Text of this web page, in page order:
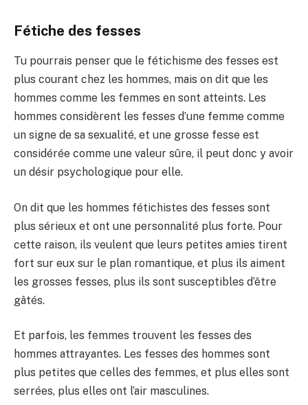
Fétiche des fesses
Tu pourrais penser que le fétichisme des fesses est
plus courant chez les hommes, mais on dit que les
hommes comme les femmes en sont atteints. Les
hommes considèrent les fesses d’une femme comme
un signe de sa sexualité, et une grosse fesse est
considérée comme une valeur sûre, il peut donc y avoir
un désir psychologique pour elle.
On dit que les hommes fétichistes des fesses sont
plus sérieux et ont une personnalité plus forte. Pour
cette raison, ils veulent que leurs petites amies tirent
fort sur eux sur le plan romantique, et plus ils aiment
les grosses fesses, plus ils sont susceptibles d’être
gâtés.
Et parfois, les femmes trouvent les fesses des
hommes attrayantes. Les fesses des hommes sont
plus petites que celles des femmes, et plus elles sont
serrées, plus elles ont l’air masculines.